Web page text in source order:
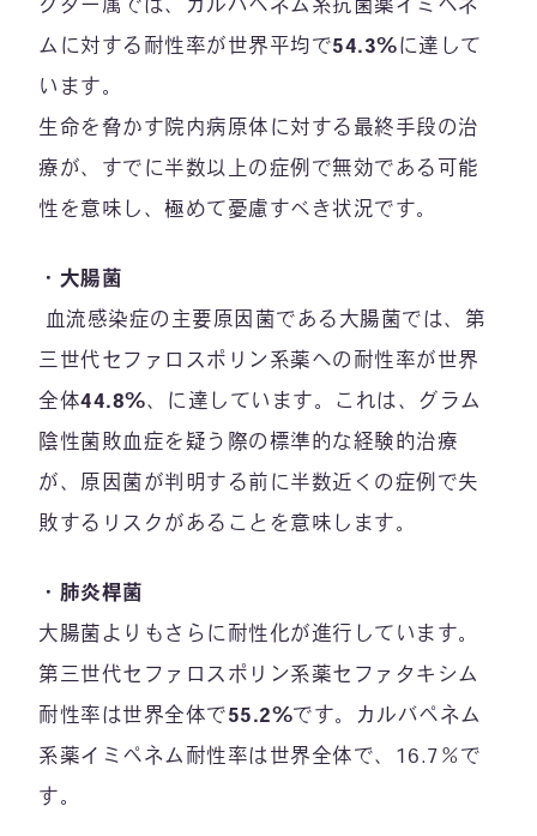
クター属では、カルバペネム系抗菌薬イミペネ
ムに対する耐性率が世界平均で54.3%に達して
います。
生命を脅かす院内病原体に対する最終手段の治
療が、すでに半数以上の症例で無効である可能
性を意味し、極めて憂慮すべき状況です。
・ 大腸菌
血流感染症の主要原因菌である大腸菌では、第
三世代セファロスポリン系薬への耐性率が世界
全体44.8%、に達しています。これは、グラム
陰性菌敗血症を疑う際の標準的な経験的治療
が、原因菌が判明する前に半数近くの症例で失
敗するリスクがあることを意味します。
・ 肺炎桿菌
大腸菌よりもさらに耐性化が進行しています。
第三世代セファロスポリン系薬セファタキシム
耐性率は世界全体で55.2%です。カルバペネム
系薬イミペネム耐性率は世界全体で、16.7％で
す。